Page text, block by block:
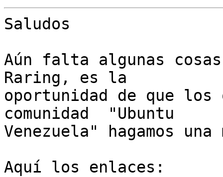
Saludos
Aún falta algunas
Raring, es la
oportunidad de que los
comunidad  "Ubuntu
Venezuela" hagamos
Aquí los enlaces: